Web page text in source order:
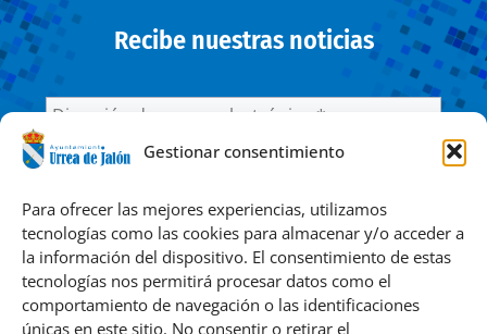
Gestionar consentimiento
Para ofrecer las mejores experiencias, utilizamos
tecnologías como las cookies para almacenar y/o acceder a
la información del dispositivo. El consentimiento de estas
tecnologías nos permitirá procesar datos como el
comportamiento de navegación o las identificaciones
únicas en este sitio. No consentir o retirar el
Recibe nuestras noticias
He leído y acepto la
Responsable » Ayuntamiento de Urrea de Jalón. / Finalidad »
enviarte nuestras publicaciones y noticias. / Legitimación »
tu consentimiento. / Destinatarios » solo se realizan